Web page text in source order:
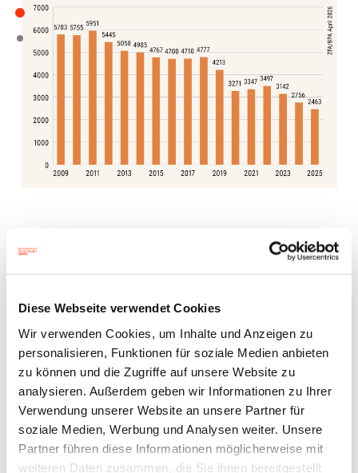
Diese Webseite verwendet Cookies
Wir verwenden Cookies, um Inhalte und Anzeigen zu
personalisieren, Funktionen für soziale Medien anbieten
zu können und die Zugriffe auf unsere Website zu
analysieren. Außerdem geben wir Informationen zu Ihrer
Verwendung unserer Website an unsere Partner für
soziale Medien, Werbung und Analysen weiter. Unsere
Partner führen diese Informationen möglicherweise mit
weiteren Daten zusammen, die Sie ihnen bereitgestellt
Druckindustrie – 1. bis 3.
Ausbildungsjahr 2009 bis
2025